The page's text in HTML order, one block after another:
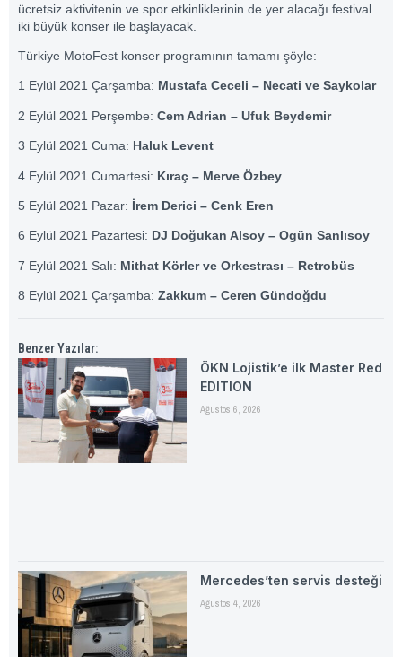
ücretsiz aktivitenin ve spor etkinliklerinin de yer alacağı festival
iki büyük konser ile başlayacak.
Türkiye MotoFest konser programının tamamı şöyle:
1 Eylül 2021 Çarşamba: Mustafa Ceceli – Necati ve Saykolar
2 Eylül 2021 Perşembe: Cem Adrian – Ufuk Beydemir
3 Eylül 2021 Cuma: Haluk Levent
4 Eylül 2021 Cumartesi: Kıraç – Merve Özbey
5 Eylül 2021 Pazar: İrem Derici – Cenk Eren
6 Eylül 2021 Pazartesi: DJ Doğukan Alsoy – Ogün Sanlısoy
7 Eylül 2021 Salı: Mithat Körler ve Orkestrası – Retrobüs
8 Eylül 2021 Çarşamba: Zakkum – Ceren Gündoğdu
Benzer Yazılar:
ÖKN Lojistik’e ilk Master Red
EDITION
Ağustos 6, 2026
Mercedes’ten servis desteği
Ağustos 4, 2026